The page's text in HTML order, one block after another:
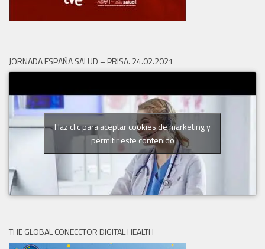
JORNADA ESPAÑA SALUD – PRISA. 24.02.2021
Haz clic para aceptar cookies de marketing y
permitir este contenido
THE GLOBAL CONECCTOR DIGITAL HEALTH